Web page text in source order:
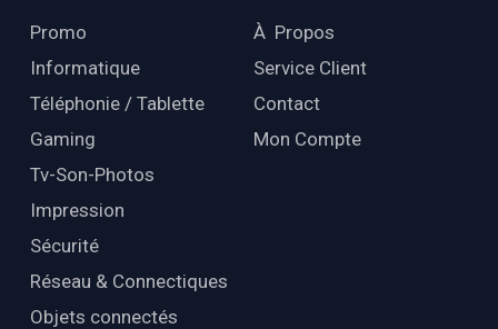
Promo
Informatique
Téléphonie / Tablette
Gaming
Tv-Son-Photos
Impression
Sécurité
Réseau & Connectiques
Objets connectés
À Propos
Service Client
Contact
Mon Compte